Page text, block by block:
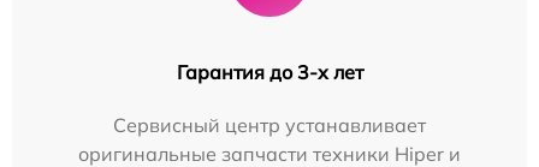
Гарантия до 3-х лет
Сервисный центр устанавливает
оригинальные запчасти техники Hiper и